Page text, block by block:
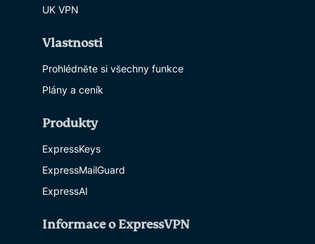
UK VPN
Vlastnosti
Prohlédněte si všechny funkce
Plány a ceník
Produkty
ExpressKeys
ExpressMailGuard
ExpressAI
Informace o ExpressVPN